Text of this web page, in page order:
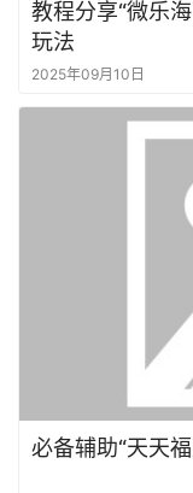
教程分享“微乐
玩法
2025年09月10日
必备辅助“天天